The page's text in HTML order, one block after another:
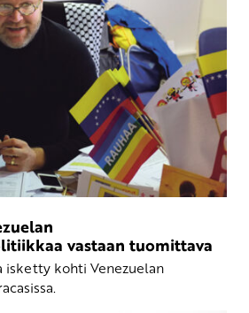
vastaan tuomittava
isketty kohti Venezuelan